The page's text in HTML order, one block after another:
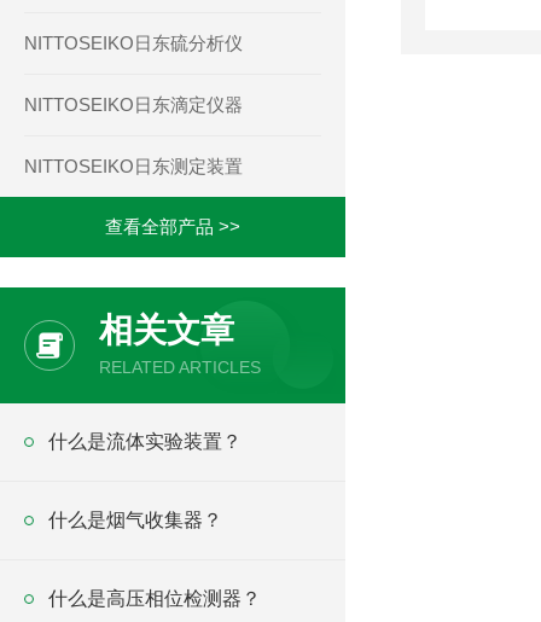
NITTOSEIKO日东硫分析仪
NITTOSEIKO日东滴定仪器
NITTOSEIKO日东测定装置
查看全部产品 >>
相关文章
RELATED ARTICLES
什么是流体实验装置？
什么是烟气收集器？
什么是高压相位检测器？